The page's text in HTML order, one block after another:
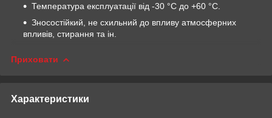
Температура експлуатації від -30 °C до +60 °C.
Зносостійкий, не схильний до впливу атмосферних
впливів, стирання та ін.
Приховати
Характеристики